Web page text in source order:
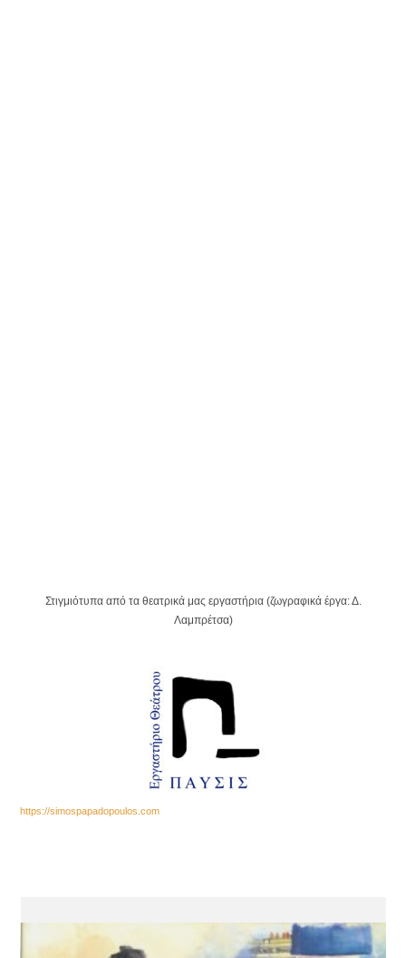
Στιγμιότυπα από τα θεατρικά μας εργαστήρια (ζωγραφικά έργα: Δ.
Λαμπρέτσα)
https://simospapadopoulos.com